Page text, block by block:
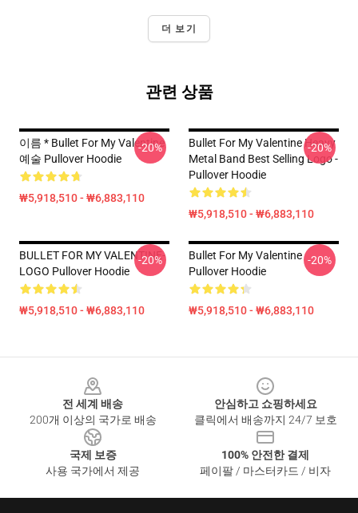
더 보기
관련 상품
이름 * Bullet For My Valentine
예술 Pullover Hoodie
₩5,918,510 - ₩6,883,110
-20%
Bullet For My Valentine Heavy
Metal Band Best Selling Logo -
Pullover Hoodie
₩5,918,510 - ₩6,883,110
-20%
BULLET FOR MY VALENTINE-
LOGO Pullover Hoodie
₩5,918,510 - ₩6,883,110
-20%
Bullet For My Valentine
Pullover Hoodie
₩5,918,510 - ₩6,883,110
-20%
전 세계 배송
200개 이상의 국가로 배송
안심하고 쇼핑하세요
클릭에서 배송까지 24/7 보호
국제 보증
사용 국가에서 제공
100% 안전한 결제
페이팔 / 마스터카드 / 비자